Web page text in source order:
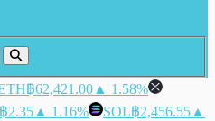
฿62,421.00 ▲ 1.58%
฿2.35 ▲ 1.16% SOL฿2,456.55 ▲